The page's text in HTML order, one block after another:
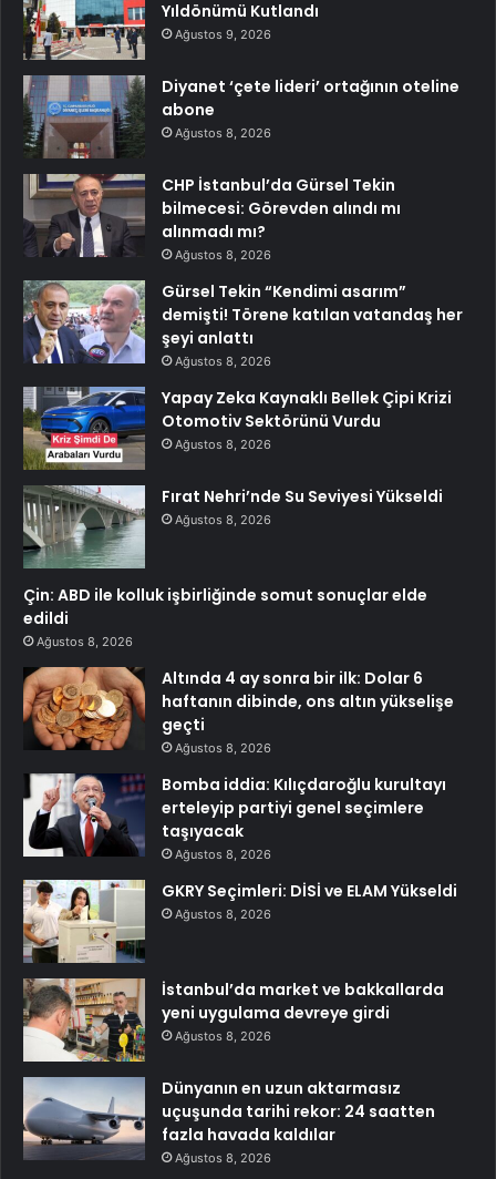
Yıldönümü Kutlandı
Ağustos 9, 2026
Diyanet ‘çete lideri’ ortağının oteline
abone
Ağustos 8, 2026
CHP İstanbul’da Gürsel Tekin
bilmecesi: Görevden alındı mı
alınmadı mı?
Ağustos 8, 2026
Gürsel Tekin “Kendimi asarım”
demişti! Törene katılan vatandaş her
şeyi anlattı
Ağustos 8, 2026
Yapay Zeka Kaynaklı Bellek Çipi Krizi
Otomotiv Sektörünü Vurdu
Ağustos 8, 2026
Fırat Nehri’nde Su Seviyesi Yükseldi
Ağustos 8, 2026
Çin: ABD ile kolluk işbirliğinde somut sonuçlar elde
edildi
Ağustos 8, 2026
Altında 4 ay sonra bir ilk: Dolar 6
haftanın dibinde, ons altın yükselişe
geçti
Ağustos 8, 2026
Bomba iddia: Kılıçdaroğlu kurultayı
erteleyip partiyi genel seçimlere
taşıyacak
Ağustos 8, 2026
GKRY Seçimleri: DİSİ ve ELAM Yükseldi
Ağustos 8, 2026
İstanbul’da market ve bakkallarda
yeni uygulama devreye girdi
Ağustos 8, 2026
Dünyanın en uzun aktarmasız
uçuşunda tarihi rekor: 24 saatten
fazla havada kaldılar
Ağustos 8, 2026